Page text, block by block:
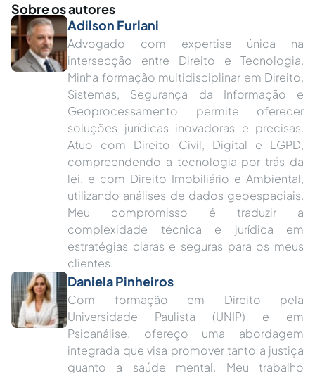
Sobre os autores
Adilson Furlani
Advogado com expertise única na
intersecção entre Direito e Tecnologia.
Minha formação multidisciplinar em Direito,
Sistemas, Segurança da Informação e
Geoprocessamento permite oferecer
soluções jurídicas inovadoras e precisas.
Atuo com Direito Civil, Digital e LGPD,
compreendendo a tecnologia por trás da
lei, e com Direito Imobiliário e Ambiental,
utilizando análises de dados geoespaciais.
Meu compromisso é traduzir a
complexidade técnica e jurídica em
estratégias claras e seguras para os meus
clientes.
Daniela Pinheiros
Com formação em Direito pela
Universidade Paulista (UNIP) e em
Psicanálise, ofereço uma abordagem
integrada que visa promover tanto a justiça
quanto a saúde mental. Meu trabalho